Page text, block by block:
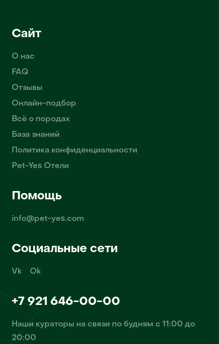
Сайт
О нас
FAQ
Отзывы
Онлайн-подбор
Всё о породах
База знаний
Политика конфиденциальности
Pet-Yes Отели
Помощь
info@pet-yes.com
Социальные сети
Vk Ok
+7 921 646-00-00
Наши кураторы на связи по будням с 11:00 до
20:00